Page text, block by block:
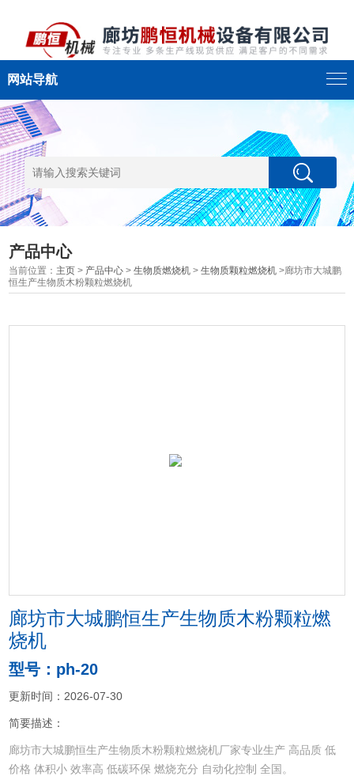
网站导航
产品中心
当前位置： 主页 > 产品中心 >生物质燃烧机 >生物质颗粒燃烧机 >廊坊市大城鹏
恒生产生物质木粉颗粒燃烧机
廊坊市大城鹏恒生产生物质木粉颗粒燃
烧机
型号：ph-20
更新时间：2026-07-30
简要描述：
廊坊市大城鹏恒生产生物质木粉颗粒燃烧机厂家专业生产 高品质 低
价格 体积小 效率高 低碳环保 燃烧充分 自动化控制 全国。